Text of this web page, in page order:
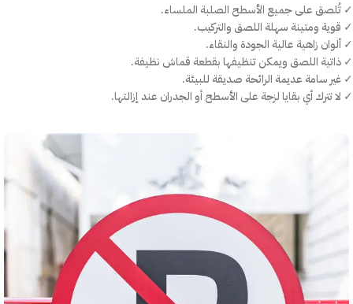
✓ تُلصق على جميع الأسطح الصلبة الملساء.
✓ قوية ومتينة سهلة اللصق والتركيب.
✓ ألوان زاهية عالية الجودة والنقاء.
✓ ذاتية اللصق ويمكن تنظيفها بقطعة قماش نظيفة.
✓ غير سامة عديمة الرائحة صديقة للبيئة.
✓ لا تترك أي بقايا لزجة على الأسطح أو الجدران عند إزالتها.